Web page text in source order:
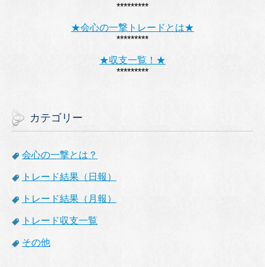
*********
★会心の一撃トレードとは★
*********
★収支一覧！★
*********
カテゴリー
会心の一撃とは？
トレード結果（日報）
トレード結果（月報）
トレード収支一覧
その他